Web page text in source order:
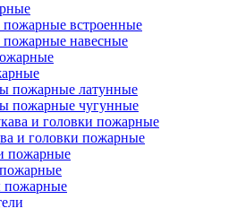
встроенные
навесные
пожарные латунные
пожарные чугунные
и головки пожарные
пожарные
пожарные